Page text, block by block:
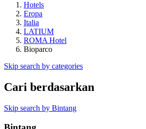
Hotels
Eropa
Italia
LATIUM
ROMA Hotel
Bioparco
Skip search by categories
Cari berdasarkan
Skip search by Bintang